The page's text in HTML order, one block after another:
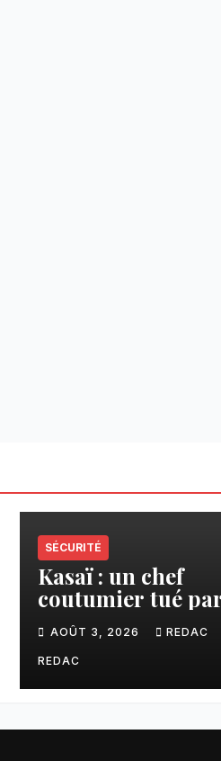
SÉCURITÉ
Kasaï : un chef
coutumier tué
balle par un
à Kamuesha, la
tension monte
AOÛT 3, 2026 REDAC
REDAC